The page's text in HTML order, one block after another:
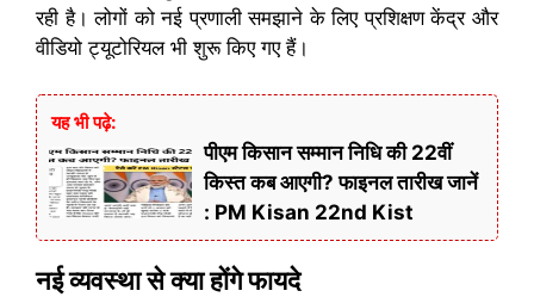
रही है। लोगों को नई प्रणाली समझाने के लिए प्रशिक्षण केंद्र और
वीडियो ट्यूटोरियल भी शुरू किए गए हैं।
यह भी पढ़े:
पीएम किसान सम्मान निधि की 22वीं
किस्त कब आएगी? फाइनल तारीख जानें
: PM Kisan 22nd Kist
नई व्यवस्था से क्या होंगे फायदे